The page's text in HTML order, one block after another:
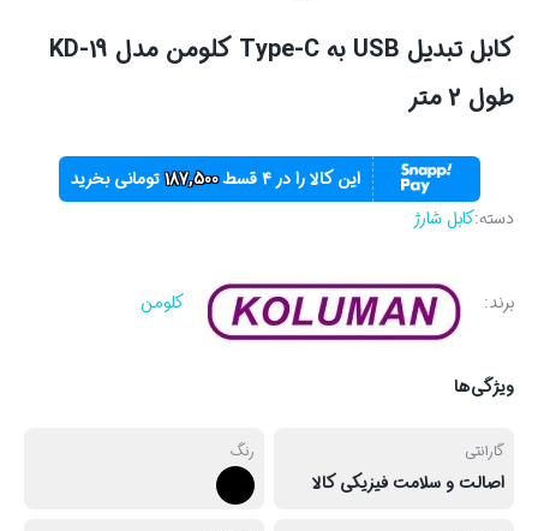
کابل تبدیل USB به Type-C کلومن مدل KD-19
طول 2 متر
این کالا را در ۴ قسط 187,500تومانی بخرید
دسته:کابل شارژ
برند: کلومن
ویژگی‌ها
گارانتی
اصالت و سلامت فیزیکی کالا
رنگ